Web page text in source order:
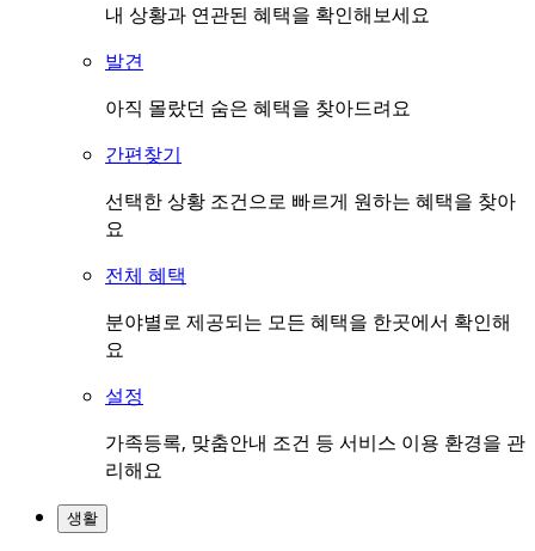
내 상황과 연관된 혜택을 확인해보세요
발견
아직 몰랐던 숨은 혜택을 찾아드려요
간편찾기
선택한 상황 조건으로 빠르게 원하는 혜택을 찾아
요
전체 혜택
분야별로 제공되는 모든 혜택을 한곳에서 확인해
요
설정
가족등록, 맞춤안내 조건 등 서비스 이용 환경을 관
리해요
생활